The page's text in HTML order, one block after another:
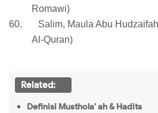
Romawi)
60.
Salim, Maula Abu
Al-Quran)
Related:
Definisi Musthola' ah & Hadits